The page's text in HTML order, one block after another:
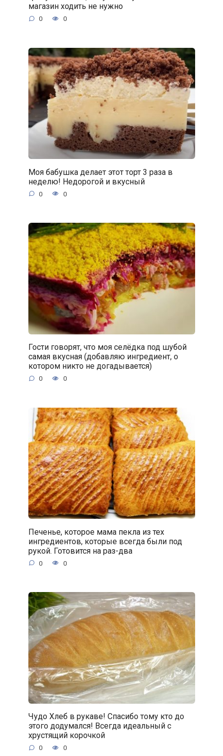
магазин ходить не нужно
0 0
Моя бабушка делает этот торт 3 раза в
неделю! Недорогой и вкусный
0 0
Гости говорят, что моя селёдка под шубой
самая вкусная (добавляю ингредиент, о
котором никто не догадывается)
0 0
Печенье, которое мама пекла из тех
ингредиентов, которые всегда были под
рукой. Готовится на раз-два
0 0
Чудо Хлеб в рукаве! Спасибо тому кто до
этого додумался! Всегда идеальный с
хрустящий корочкой
0 0